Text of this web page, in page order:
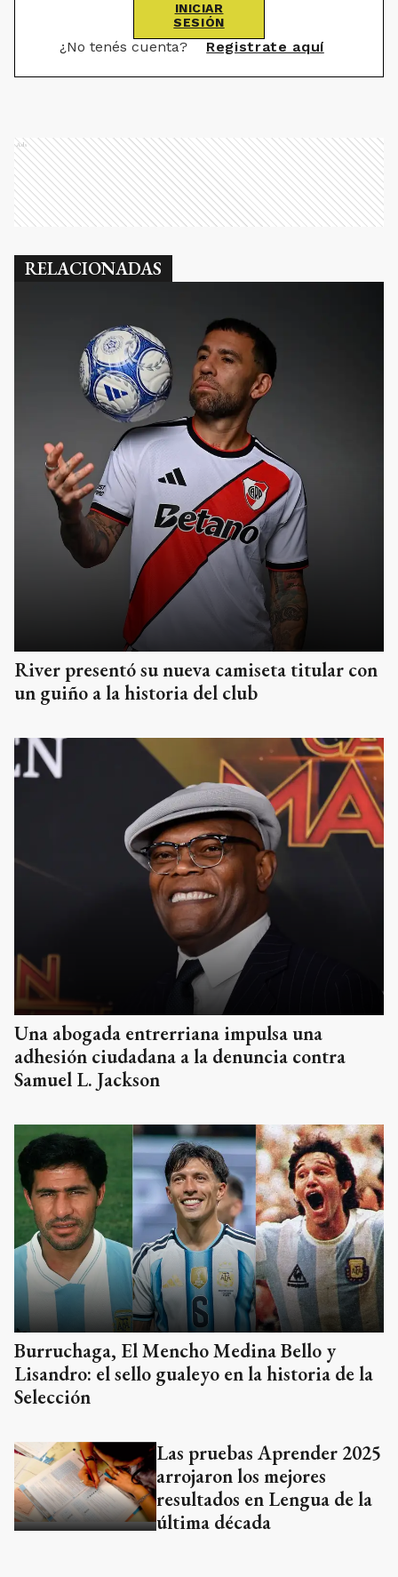
INICIAR
SESIÓN
¿No tenés cuenta? Registrate aquí
Ads
RELACIONADAS
River presentó su nueva camiseta titular con
un guiño a la historia del club
Una abogada entrerriana impulsa una
adhesión ciudadana a la denuncia contra
Samuel L. Jackson
Burruchaga, El Mencho Medina Bello y
Lisandro: el sello gualeyo en la historia de la
Selección
Las pruebas Aprender 2025
arrojaron los mejores
resultados en Lengua de la
última década